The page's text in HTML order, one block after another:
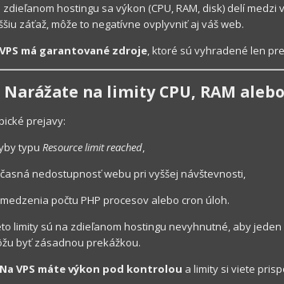
zdieľanom hostingu sa výkon (CPU, RAM, disk) delí
záťaž, môže to negatívne ovplyvniť aj váš web.
VPS má garantované zdroje, ktoré sú vyhradené len
Narážate na limity CPU, RAM
prejavy:
typuResource limit reached,
nedostupnosť webu pri vyššej návštevnosti,
počtu PHP procesov alebo cron úloh.
limity sú na zdieľanom hostingu nevyhnutné, aby
byť zásadnou prekážkou.
Na VPS máte výkon pod kontrolou a limity si viete